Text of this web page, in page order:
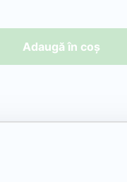
Adaugă în coș